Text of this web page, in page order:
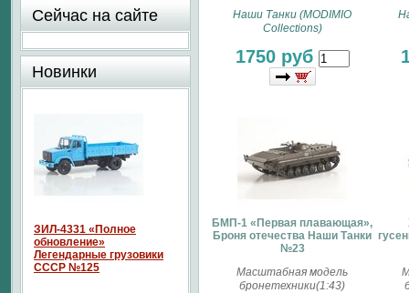
Наши Танки (MODIMIO
Collections)
1750 руб
БМП-1 «Первая плавающая»,
Броня отечества Наши Танки
№23
Масштабная модель
бронетехники(1:43)
Сейчас на сайте
Новинки
ЗИЛ-4331 «Полное
обновление»
Легендарные грузовики
СССР №125